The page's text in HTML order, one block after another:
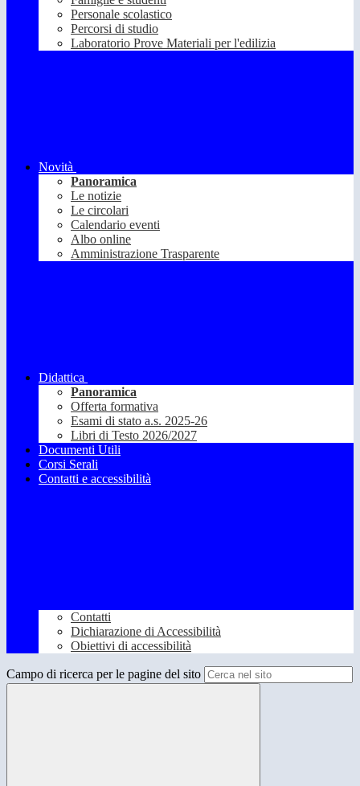
Personale scolastico
Percorsi di studio
Laboratorio Prove Materiali per l'edilizia
Novità
Panoramica
Le notizie
Le circolari
Calendario eventi
Albo online
Amministrazione Trasparente
Didattica
Panoramica
Offerta formativa
Esami di stato a.s. 2025-26
Libri di Testo 2026/2027
Documenti Utili
Corsi Serali
Contatti e accessibilità
Contatti
Dichiarazione di Accessibilità
Obiettivi di accessibilità
Campo di ricerca per le pagine del sito